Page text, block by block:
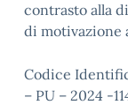
contrasto alla
di motivazione
Codice
– PU – 2024 -